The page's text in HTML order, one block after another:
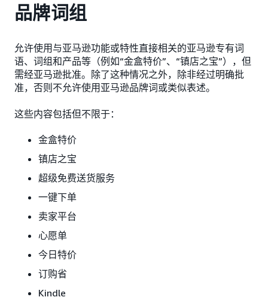
品牌词组
允许使用与亚马逊功能或特性直接相关的亚马逊专有词
语、词组和产品等（例如“金盒特价”、“镇店之宝”），但
需经亚马逊批准。除了这种情况之外，除非经过明确批
准，否则不允许使用亚马逊品牌词或类似表述。
这些内容包括但不限于：
金盒特价
镇店之宝
超级免费送货服务
一键下单
卖家平台
心愿单
今日特价
订购省
Kindle